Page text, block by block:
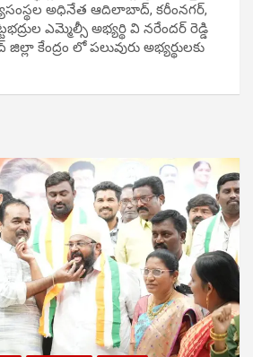
అధినేత ఆదిలాబాద్, కరీంనగర్,
ఎమ్మెల్సీ అభ్యర్థి వి నరేందర్ రెడ్డి
కేంద్రం లో పలువురు అభ్యర్థులకు